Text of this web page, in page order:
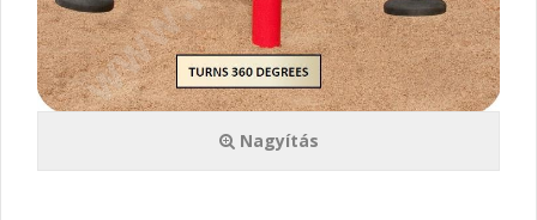
Nagyítás